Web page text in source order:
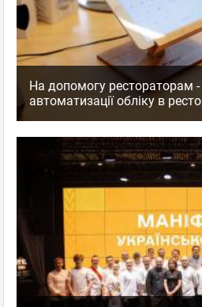
На допомогу рестораторам -
автоматизації обліку в